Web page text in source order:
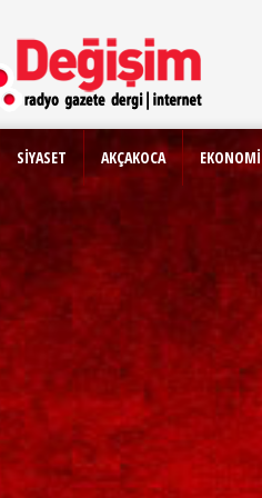
SİYASET AKÇAKOCA EKONOMİ